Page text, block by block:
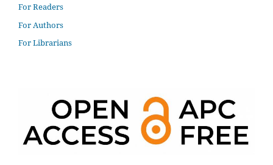
For Readers
For Authors
For Librarians